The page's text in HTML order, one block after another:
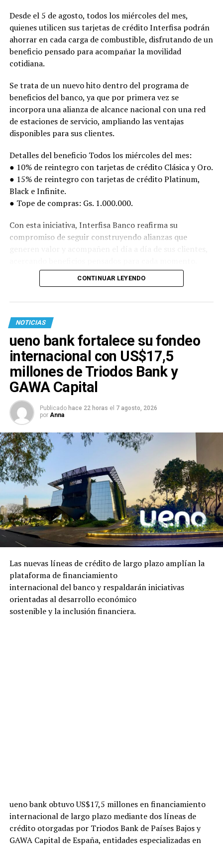
Desde el 5 de agosto, todos los miércoles del mes,
quienes utilicen sus tarjetas de crédito Interfisa podrán
ahorrar en cada carga de combustible, disfrutando de un
beneficio pensado para acompañar la movilidad
cotidiana.
Se trata de un nuevo hito dentro del programa de
beneficios del banco, ya que por primera vez se
incorpora una alianza de alcance nacional con una red
de estaciones de servicio, ampliando las ventajas
disponibles para sus clientes.
Detalles del beneficio Todos los miércoles del mes:
● 10% de reintegro con tarjetas de crédito Clásica y Oro.
● 15% de reintegro con tarjetas de crédito Platinum,
Black e Infinite.
● Tope de compras: Gs. 1.000.000.
Con esta iniciativa, Interfisa Banco reafirma su
compromiso de seguir construyendo alianzas que
CONTINUAR LEYENDO
NOTICIAS
ueno bank fortalece su fondeo
internacional con US$17,5
millones de Triodos Bank y
GAWA Capital
Publicado hace 22 horas el 7 agosto, 2026
por Anna
Las nuevas líneas de crédito de largo plazo amplían la
plataforma de financiamiento
internacional del banco y respaldarán iniciativas
orientadas al desarrollo económico
sostenible y la inclusión financiera.
ueno bank obtuvo US$17,5 millones en financiamiento
internacional de largo plazo mediante dos líneas de
crédito otorgadas por Triodos Bank de Países Bajos y
GAWA Capital de España, entidades especializadas en